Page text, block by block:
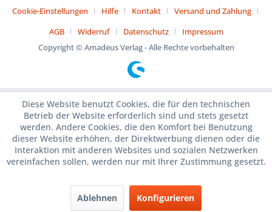
Cookie-Einstellungen Hilfe Kontakt
Versand und Zahlung
AGB
Widerruf Datenschutz
Impressum
Copyright © Amadeus Verlag - Alle Rechte vorbehalten
Diese Website benutzt Cookies, die für den technischen
Betrieb der Website erforderlich sind und stets gesetzt
werden. Andere Cookies, die den Komfort bei Benutzung
dieser Website erhöhen, der Direktwerbung dienen oder die
Interaktion mit anderen Websites und sozialen Netzwerken
vereinfachen sollen, werden nur mit Ihrer Zustimmung gesetzt.
Ablehnen Konfigurieren